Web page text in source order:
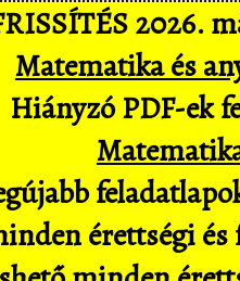
2026.
Matematika és
Hiányzó PDF-ek
érettségi